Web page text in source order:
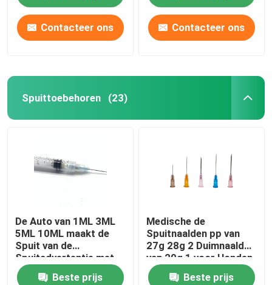
Contacteer ons Contacteer ons
Spuittoebehoren (23)
De Auto van 1ML 3ML
5ML 10ML maakt de
Spuit van de
Spuitadvertentie met
Naald onbruikbaar
Beste prijs
Medische de
Spuitnaalden pp van
27g 28g 2 Duimnaald
van 29g 1 voor Honden
Beste prijs